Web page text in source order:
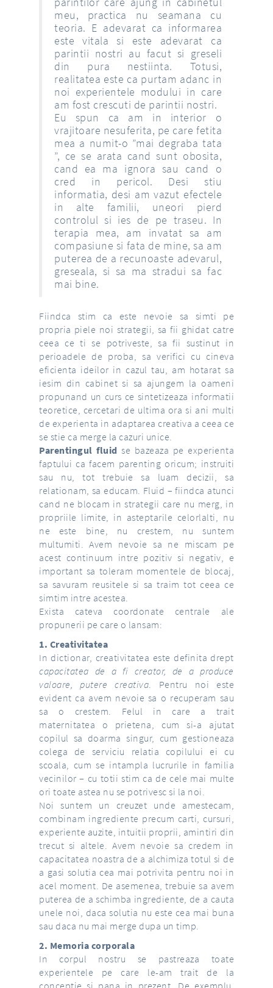
meu, practica nu seamana cu
teoria. E adevarat ca informarea
este vitala si este adevarat ca
parintii nostri au facut si greseli
din pura nestiinta. Totusi,
realitatea este ca purtam adanc in
noi experientele modului in care
am fost crescuti de parintii nostri.
Eu spun ca am in interior o
vrajitoare nesuferita, pe care fetita
mea a numit-o ”mai degraba tata
”, ce se arata cand sunt obosita,
cand ea ma ignora sau cand o
cred in pericol. Desi stiu
informatia, desi am vazut efectele
in alte familii, uneori pierd
controlul si ies de pe traseu. In
terapia mea, am invatat sa am
compasiune si fata de mine, sa am
puterea de a recunoaste adevarul,
greseala, si sa ma stradui sa fac
mai bine.
Fiindca stim ca este nevoie sa simti pe
propria piele noi strategii, sa fii ghidat catre
ceea ce ti se potriveste, sa fii sustinut in
perioadele de proba, sa verifici cu cineva
eficienta ideilor in cazul tau, am hotarat sa
iesim din cabinet si sa ajungem la oameni
propunand un curs ce sintetizeaza informatii
teoretice, cercetari de ultima ora si ani multi
de experienta in adaptarea creativa a ceea ce
se stie ca merge la cazuri unice.
Parentingul fluid se bazeaza pe experienta
faptului ca facem parenting oricum; instruiti
sau nu, tot trebuie sa luam decizii, sa
relationam, sa educam. Fluid – fiindca atunci
cand ne blocam in strategii care nu merg, in
propriile limite, in asteptarile celorlalti, nu
ne este bine, nu crestem, nu suntem
multumiti. Avem nevoie sa ne miscam pe
acest continuum intre pozitiv si negativ, e
important sa toleram momentele de blocaj,
sa savuram reusitele si sa traim tot ceea ce
simtim intre acestea.
Exista cateva coordonate centrale ale
propunerii pe care o lansam:
1. Creativitatea
In dictionar, creativitatea este definita drept
capacitatea de a fi creator, de a produce
valoare, putere creativa. Pentru noi este
evident ca avem nevoie sa o recuperam sau
sa o crestem. Felul in care a trait
maternitatea o prietena, cum si-a ajutat
copilul sa doarma singur, cum gestioneaza
colega de serviciu relatia copilului ei cu
scoala, cum se intampla lucrurile in familia
vecinilor – cu totii stim ca de cele mai multe
ori toate astea nu se potrivesc si la noi.
Noi suntem un creuzet unde amestecam,
combinam ingrediente precum carti, cursuri,
experiente auzite, intuitii proprii, amintiri din
trecut si altele. Avem nevoie sa credem in
capacitatea noastra de a alchimiza totul si de
a gasi solutia cea mai potrivita pentru noi in
acel moment. De asemenea, trebuie sa avem
puterea de a schimba ingrediente, de a cauta
unele noi, daca solutia nu este cea mai buna
sau daca nu mai merge dupa un timp.
2. Memoria corporala
In corpul nostru se pastreaza toate
experientele pe care le-am trait de la